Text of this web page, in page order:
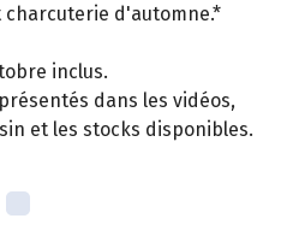
charcuterie d'automne.*
inclus.
dans les vidéos,
et les stocks disponibles.